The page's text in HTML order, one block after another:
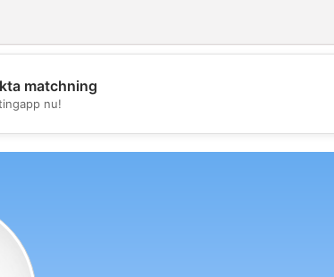
matchning
nu!